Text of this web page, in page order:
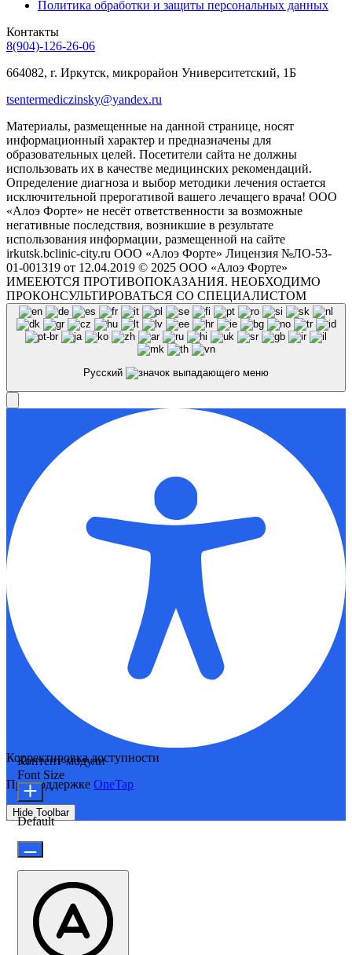
Политика обработки и защиты персональных данных
Контакты
8(904)-126-26-06
664082, г. Иркутск, микрорайон Университетский, 1Б
tsentermediczinsky@yandex.ru
Материалы, размещенные на данной странице, носят
информационный характер и предназначены для
образовательных целей. Посетители сайта не должны
использовать их в качестве медицинских рекомендаций.
Определение диагноза и выбор методики лечения остается
исключительной прерогативой вашего лечащего врача! ООО
«Алоэ Форте» не несёт ответственности за возможные
негативные последствия, возникшие в результате
использования информации, размещенной на сайте
irkutsk.bclinic-city.ru ООО «Алоэ Форте» Лицензия №ЛО-53-
01-001319 от 12.04.2019 © 2025 ООО «Алоэ Форте»
ИМЕЕЮТСЯ ПРОТИВОПОКАЗАНИЯ. НЕОБХОДИМО
ПРОКОНСУЛЬТИРОВАТЬСЯ СО СПЕЦИАЛИСТОМ
Русский
Корректировка доступности
При поддержке OneTap
Hide Toolbar
Контент-модули
Font Size
Default